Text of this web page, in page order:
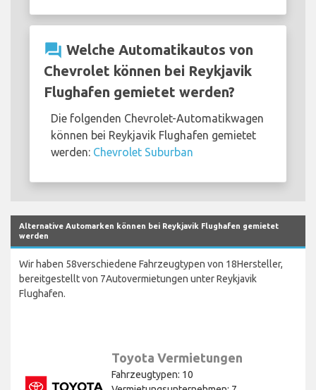
question_answer Welche Automatikautos von
Chevrolet können bei Reykjavik
Flughafen gemietet werden?
Die folgenden Chevrolet-Automatikwagen
können bei Reykjavik Flughafen gemietet
werden: Chevrolet Suburban
Alternative Automarken können bei Reykjavik Flughafen gemietet
werden
Wir haben 58verschiedene Fahrzeugtypen von 18Hersteller,
bereitgestellt von 7Autovermietungen unter Reykjavik
Flughafen.
Toyota Vermietungen
Fahrzeugtypen: 10